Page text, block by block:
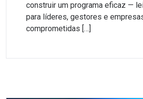
construir um programa eficaz —
para líderes, gestores e
comprometidas […]